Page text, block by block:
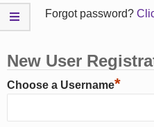
Forgot password?
New User
Choose a Username*